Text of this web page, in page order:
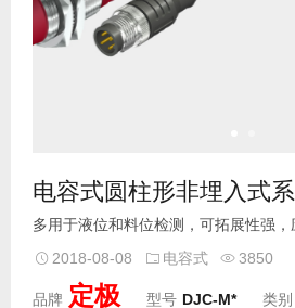
电容式圆柱形非埋入式系
多用于液位和料位检测，可拓展性强，
2018-08-08
电容式 3850
品牌 定极 型号 DJC-M* 类别